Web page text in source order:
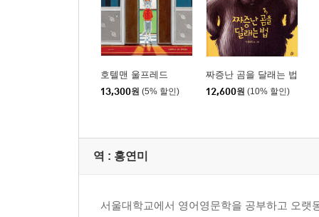
호텔맨 울프레드
13,300원 (5% 할인)
짜증난 곰을 달래는 법
12,600원 (10% 할인)
역 : 홍연미
서울대학교에서 영어영문학을 공부하고 오